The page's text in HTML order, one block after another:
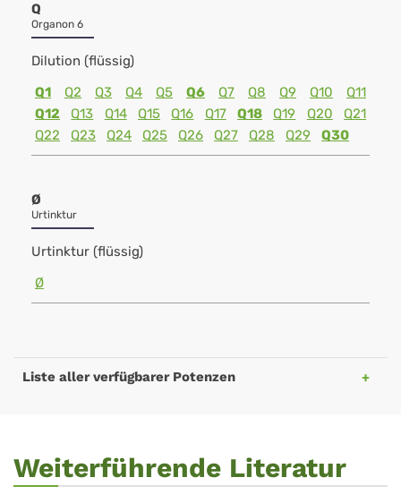
Q
Organon 6
Dilution (flüssig)
Q1
Q2 Q3 Q4 Q5 Q6 Q7 Q8 Q9 Q10
Q11
Q12
Q13 Q14 Q15 Q16 Q17 Q18 Q19 Q20
Q21
Q22
Q23 Q24 Q25 Q26 Q27 Q28 Q29 Q30
Ø
Urtinktur
Urtinktur (flüssig)
Ø
Liste aller verfügbarer Potenzen
Weiterführende Literatur